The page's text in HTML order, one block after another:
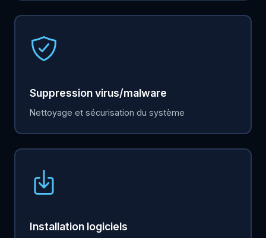
Suppression virus/malware
Nettoyage et sécurisation du système
Installation logiciels